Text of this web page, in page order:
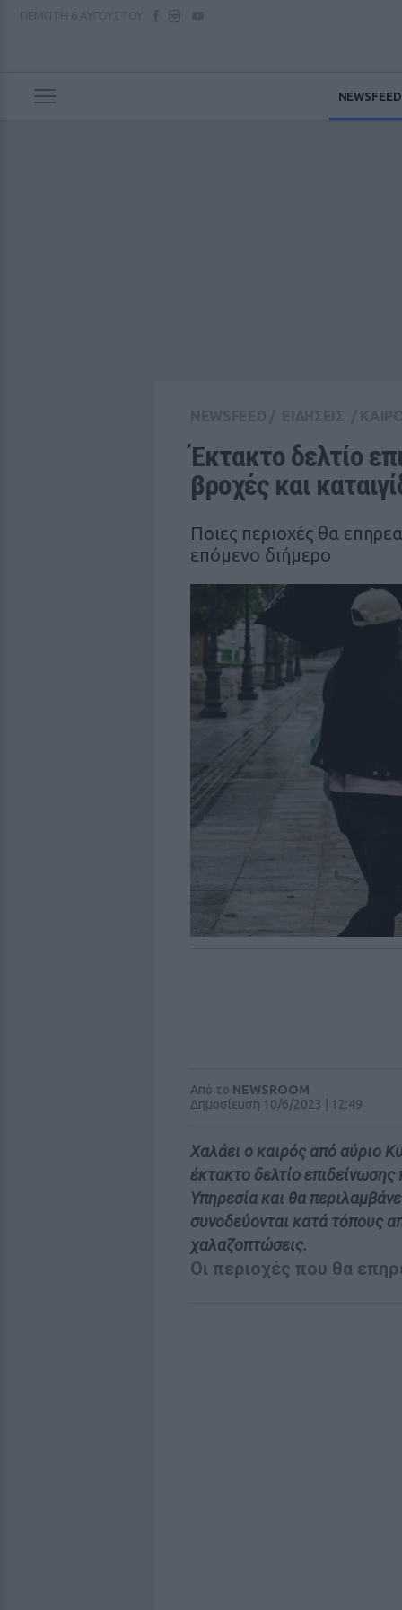
NEWSFEED
Έκτακτο δελτίο
βροχές και
Ποιες περιοχές θα
επόμενο διήμερο
Από το NEWSROOM
Δημοσίευση 10/6/2023 | 12:49
Χαλάει ο καιρός από αύριο
έκτακτο δελτίο
Υπηρεσία και θα
συνοδεύονται κατά τόπους
χαλαζοπτώσεις.
Οι περιοχές που θα